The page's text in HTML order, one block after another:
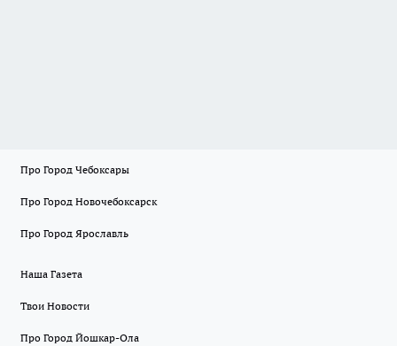
Про Город Чебоксары
Про Город Новочебоксарск
Про Город Ярославль
Наша Газета
Твои Новости
Про Город Йошкар-Ола